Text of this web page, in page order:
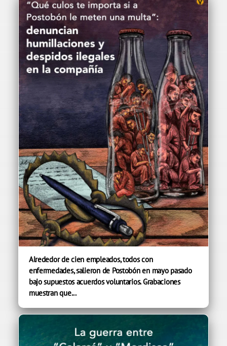
Alrededor de cien empleados, todos con
enfermedades, salieron de Postobón en mayo pasado
bajo supuestos acuerdos voluntarios. Grabaciones
muestran que...